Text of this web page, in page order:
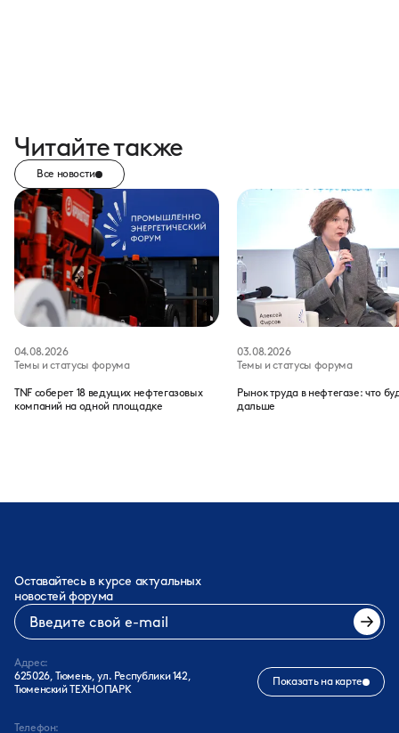
Читайте также
Все новости
04.08.2026
Темы и статусы форума
TNF соберет 18 ведущих нефтегазовых
компаний на одной площадке
03.08.2026
Темы и статусы форума
Рынок труда в нефтегазе: что
дальше
Оставайтесь в курсе актуальных
новостей форума
Адрес:
625026, Тюмень, ул. Республики 142,
Тюменский ТЕХНОПАРК
Показать на карте
Телефон: